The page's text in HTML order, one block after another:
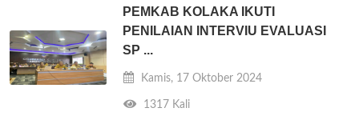
PEMKAB KOLAKA IKUTI
PENILAIAN INTERVIU EVALUASI
SP ...
Kamis, 17 Oktober 2024
1317 Kali